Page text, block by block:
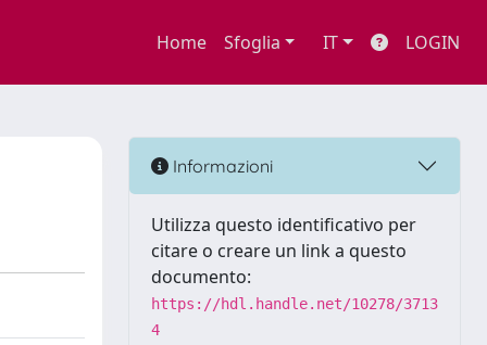
Home Sfoglia IT LOGIN
Informazioni
Utilizza questo identificativo per
citare o creare un link a questo
documento:
https://hdl.handle.net/10278/3713
4